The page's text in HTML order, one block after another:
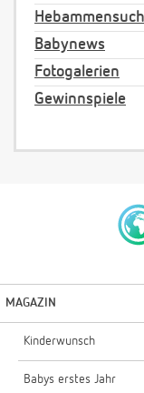
Babynews
Fotogalerien
Gewinnspiele
MAGAZIN
Kinderwunsch
Babys erstes Jahr